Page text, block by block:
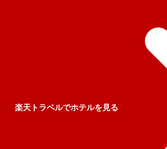
楽天トラベルでホテルを見る